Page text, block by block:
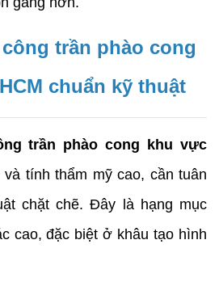
trần phào cong
chuẩn kỹ thuật
trần phào cong khu vực
và tính thẩm mỹ cao, cần tuân
chặt chẽ. Đây là hạng mục
cao, đặc biệt ở khâu tạo hình